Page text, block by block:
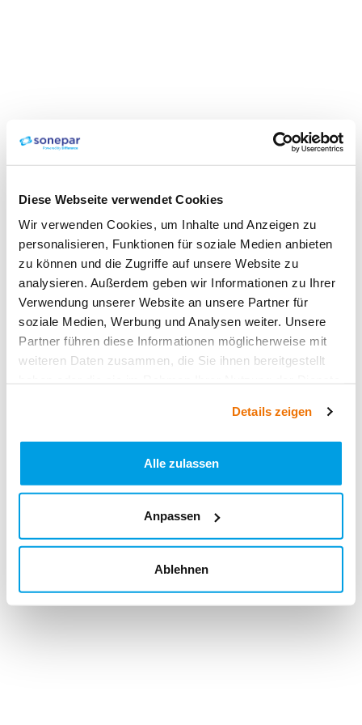
Diese Webseite verwendet Cookies
Wir verwenden Cookies, um Inhalte und Anzeigen zu
personalisieren, Funktionen für soziale Medien anbieten
zu können und die Zugriffe auf unsere Website zu
analysieren. Außerdem geben wir Informationen zu Ihrer
Verwendung unserer Website an unsere Partner für
soziale Medien, Werbung und Analysen weiter. Unsere
Partner führen diese Informationen möglicherweise mit
weiteren Daten zusammen, die Sie ihnen bereitgestellt
Details zeigen
Alle zulassen
Anpassen
Ablehnen